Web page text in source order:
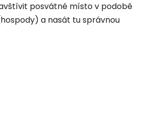
posvátné místo v podobě
a nasát tu správnou